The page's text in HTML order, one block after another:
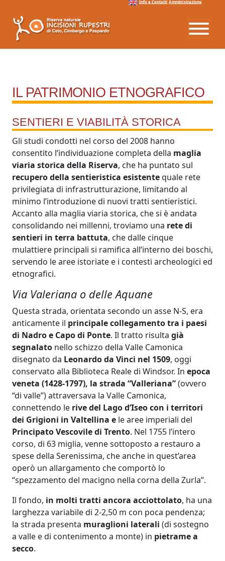
Info e Contatti Amministrazione
IL PATRIMONIO ETNOGRAFICO
SENTIERI E VIABILITÀ STORICA
Gli studi condotti nel corso del 2008 hanno
consentito l’individuazione completa della maglia
viaria storica della Riserva, che ha puntato sul
recupero della sentieristica esistentequale rete
privilegiata di infrastrutturazione, limitando al
minimo l’introduzione di nuovi tratti sentieristici.
Accanto alla maglia viaria storica, che si è andata
consolidando nei millenni, troviamo una rete di
sentieri in terra battuta, che dalle cinque
mulattiere principali si ramifica all’interno dei boschi,
servendo le aree istoriate e i contesti archeologici ed
etnografici.
Via Valeriana o delle Aquane
Questa strada, orientata secondo un asse N-S, era
anticamente il principale collegamento tra i paesi
di Nadro e Capo di Ponte. Il tratto risulta già
segnalato nello schizzo della Valle Camonica
disegnato da Leonardo da Vinci nel 1509, oggi
conservato alla Biblioteca Reale di Windsor. In epoca
veneta (1428-1797), la strada “Valleriana”(ovvero
“di valle”) attraversava la Valle Camonica,
connettendo le rive del Lago d’Iseo con i territori
dei Grigioni in Valtellina e le aree imperiali del
Principato Vescovile di Trento. Nel 1755 l’intero
corso, di 63 miglia, venne sottoposto a restauro a
spese della Serenissima, che anche in quest’area
operò un allargamento che comportò lo
“spezzamento del macigno nella corna della Zurla”.
Il fondo, in molti tratti ancora acciottolato, ha una
larghezza variabile di 2-2,50 m con poca pendenza;
la strada presenta muraglioni laterali (di sostegno
a valle e di contenimento a monte) in pietrame a
secco.